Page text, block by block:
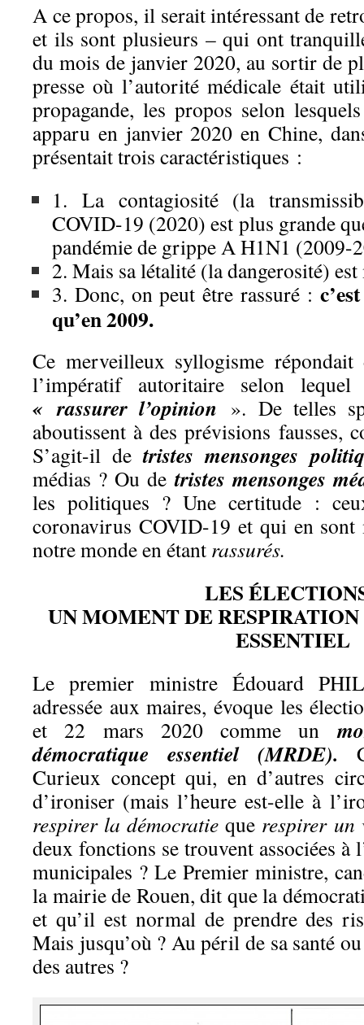
A ce propos, il serait intéressant de
et ils sont plusieurs – qui ont
du mois de janvier 2020, au sortir de
presse où l’autorité médicale était
propagande, les propos selon
apparu en janvier 2020 en Chine,
présentait trois caractéristiques :
1. La contagiosité (la
COVID-19 (2020) est plus grande
pandémie de grippe A H1N1 (2009-
2. Mais sa létalité (la dangerosité)
3. Donc, on peut être rassuré :
qu’en 2009.
Ce merveilleux syllogisme
l’impératif autoritaire selon
« rassurer l’opinion ». De telles
aboutissent à des prévisions fausses,
S’agit-il detristes mensonges
médias ? Ou detristes mensonges
les politiques ? Une certitude :
coronavirus COVID-19 et qui en
notre monde en étant rassurés.
LES
UN MOMENT DE
ESSENTIEL
Le premier ministre Édouard
adressée aux maires, évoque les
et 22 mars 2020 comme un
démocratique essentiel (MRDE).
Curieux concept qui, en d’autres
d’ironiser (mais l’heure est-elle à
respirer la démocratie que respirer un
deux fonctions se trouvent associées à
municipales ? Le Premier ministre,
la mairie de Rouen, dit que la
et qu’il est normal de prendre des
Mais jusqu’où ? Au péril de sa santé
des autres ?